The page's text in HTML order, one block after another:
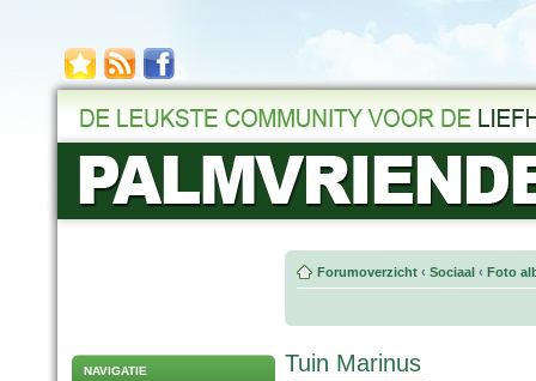
NAVIGATIE
Forumoverzicht ‹ Sociaal ‹ Foto
Tuin Marinus